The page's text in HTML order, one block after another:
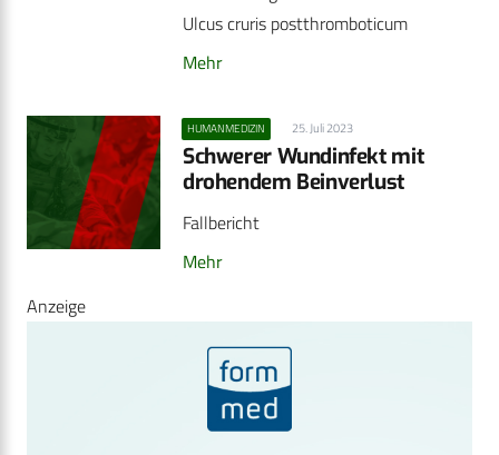
Ulcus cruris postthromboticum
Mehr
HUMANMEDIZIN 25. Juli 2023
Schwerer Wundinfekt mit
drohendem Beinverlust
Fallbericht
Mehr
Anzeige